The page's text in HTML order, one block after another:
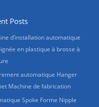
Posts
d’installation automatique
en plastique à brosse à
automatique Hanger
Machine de fabrication
Spoke Forme Nipple